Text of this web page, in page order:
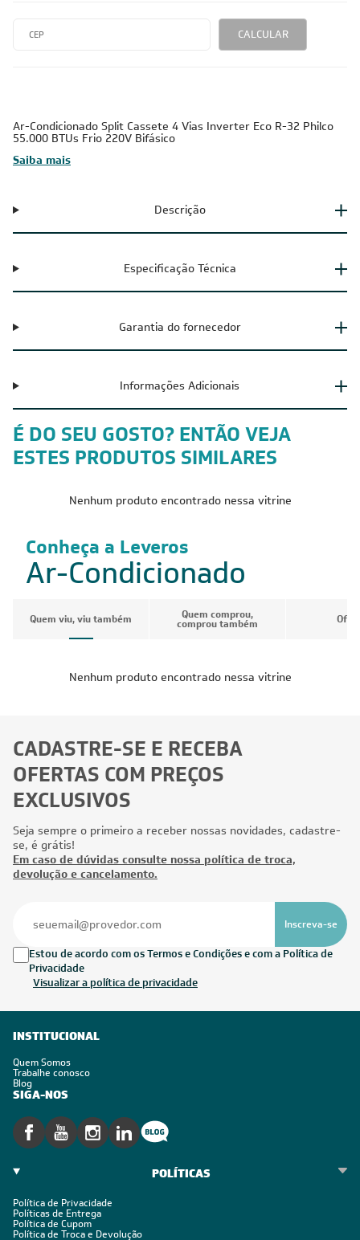
CALCULAR
Ar-Condicionado Split Cassete 4 Vias Inverter Eco R-32 Philco
55.000 BTUs Frio 220V Bifásico
Saiba mais
Descrição
Especificação Técnica
Garantia do fornecedor
Informações Adicionais
É DO SEU GOSTO? ENTÃO VEJA
ESTES PRODUTOS SIMILARES
Nenhum produto encontrado nessa vitrine
Conheça a Leveros
Ar-Condicionado
Quem viu, viu também Quem comprou,
comprou também
Nenhum produto encontrado nessa vitrine
CADASTRE-SE E RECEBA
OFERTAS COM PREÇOS
EXCLUSIVOS
Seja sempre o primeiro a receber nossas novidades, cadastre-
se, é grátis!
Em caso de dúvidas consulte nossa política de troca,
devolução e cancelamento.
Inscreva-se
Estou de acordo com os Termos e Condições e com a Política de
Privacidade
Visualizar a política de privacidade
INSTITUCIONAL
Quem Somos
Trabalhe conosco
Blog
SIGA-NOS
POLÍTICAS
Política de Privacidade
Políticas de Entrega
Política de Cupom
Política de Troca e Devolução